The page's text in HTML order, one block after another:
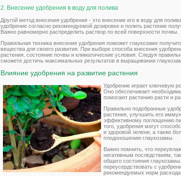
2. Внесение удобрения в воду для полива
Другой метод внесения удобрения - это внесение его в воду для
удобрение согласно рекомендуемой дозировке и полить растение
Важно равномерно распределить раствор по всей поверхности почвы.
Правильная техника внесения удобрения поможет глаукозаме
вещества для своего развития. При выборе способа внесения
растения, состояние почвы и климатические условия. Следуя
сможете достичь максимальных результатов в выращивании
Влияние удобрения на развитие растения
Удобрение играет ключевую
Оно обеспечивает
помогают растению расти и
Правильно подобранные
растения, улучшить его
эффективному поглощению
того, удобрения могут
и здоровой зелени, а также
плодоношению глаукозамы.
Важно помнить, что
негативным последствиям,
общего состояния
переусердствовать с
рекомендуемых норм расхода